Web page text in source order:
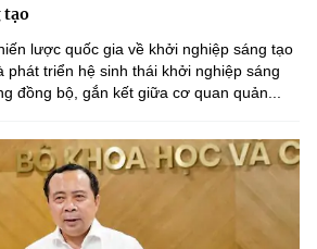
tạo
lược quốc gia về khởi nghiệp sáng tạo
phát triển hệ sinh thái khởi nghiệp sáng
đồng bộ, gắn kết giữa cơ quan quản...